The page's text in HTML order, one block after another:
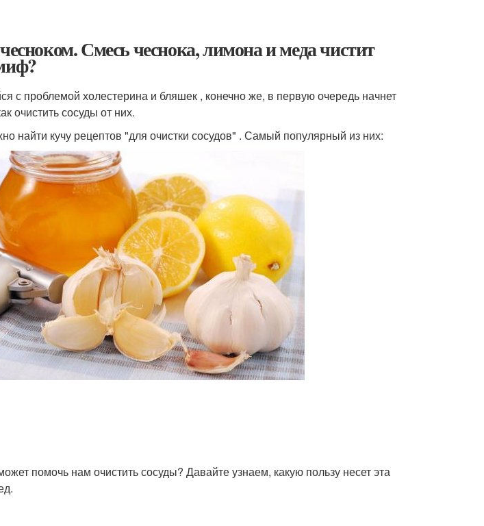
Смесь чеснока, лимона и меда чистит
с проблемой холестерина и бляшек , конечно же, в первую очередь начнет
очистить сосуды от них.
найти кучу рецептов "для очистки сосудов" . Самый популярный из них:
помочь нам очистить сосуды? Давайте узнаем, какую пользу несет эта